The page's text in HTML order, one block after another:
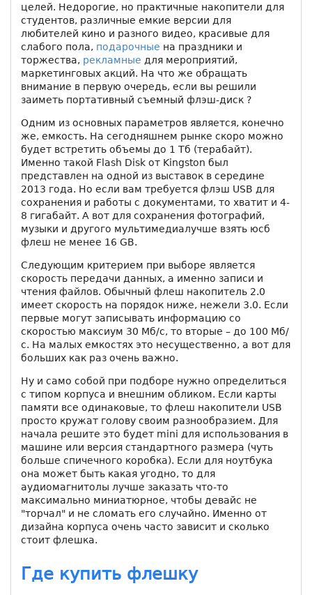
целей. Недорогие, но практичные накопители для
студентов, различные емкие версии для
любителей кино и разного видео, красивые для
слабого пола, подарочные на праздники и
торжества, рекламные для мероприятий,
маркетинговых акций. На что же обращать
внимание в первую очередь, если вы решили
заиметь портативный съемный флэш-диск ?
Одним из основных параметров является, конечно
же, емкость. На сегодняшнем рынке скоро можно
будет встретить объемы до 1 Тб (терабайт).
Именно такой Flash Disk от Kingston был
представлен на одной из выставок в середине
2013 года. Но если вам требуется флэш USB для
сохранения и работы с документами, то хватит и 4-
8 гигабайт. А вот для сохранения фотографий,
музыки и другого мультимедиалучше взять юсб
флеш не менее 16 GB.
Следующим критерием при выборе является
скорость передачи данных, а именно записи и
чтения файлов. Обычный флеш накопитель 2.0
имеет скорость на порядок ниже, нежели 3.0. Если
первые могут записывать информацию со
скоростью максиум 30 Мб/с, то вторые – до 100 Мб/
с. На малых емкостях это несущественно, а вот для
больших как раз очень важно.
Ну и само собой при подборе нужно определиться
с типом корпуса и внешним обликом. Если карты
памяти все одинаковые, то флеш накопители USB
просто кружат голову своим разнообразием. Для
начала решите это будет mini для использования в
машине или версия стандартного размера (чуть
больше спичечного коробка). Если для ноутбука
она может быть какая угодно, то для
аудиомагнитолы лучше заказать что-то
максимально миниатюрное, чтобы девайс не
"торчал" и не сломать его случайно. Именно от
дизайна корпуса очень часто зависит и сколько
стоит флешка.
Где купить флешку